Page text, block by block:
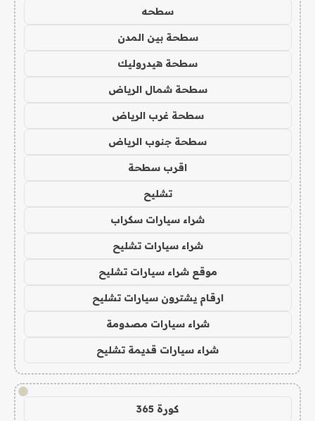
سطحه
سطحة بين المدن
سطحة هيدروليك
سطحة شمال الرياض
سطحة غرب الرياض
سطحة جنوب الرياض
اقرب سطحة
تشليح
شراء سيارات سكراب
شراء سيارات تشليح
موقع شراء سيارات تشليح
ارقام يشترون سيارات تشليح
شراء سيارات مصدومة
شراء سيارات قديمة تشليح
!
كورة 365